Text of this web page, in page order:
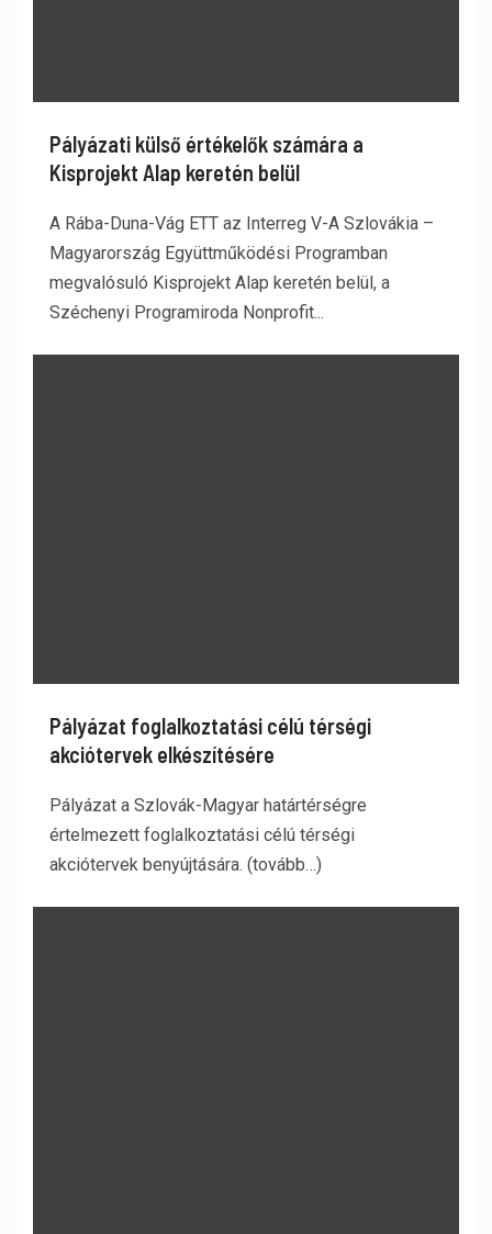
Pályázati külső értékelők számára a
Kisprojekt Alap keretén belül
A Rába-Duna-Vág ETT az Interreg V-A Szlovákia –
Magyarország Együttműködési Programban
megvalósuló Kisprojekt Alap keretén belül, a
Széchenyi Programiroda Nonprofit...
Pályázat foglalkoztatási célú térségi
akciótervek elkészítésére
Pályázat a Szlovák-Magyar határtérségre
értelmezett foglalkoztatási célú térségi
akciótervek benyújtására. (tovább…)